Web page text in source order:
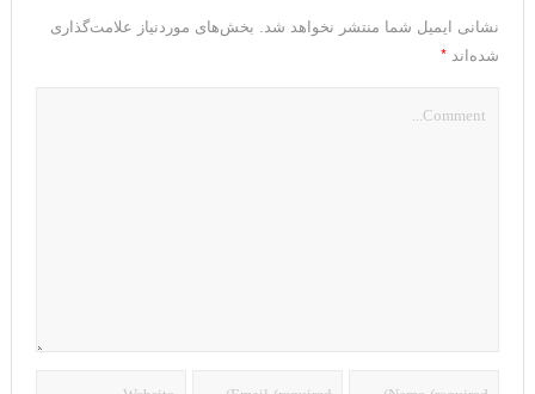
نشانی ایمیل شما منتشر نخواهد شد. بخش‌های موردنیاز علامت‌گذاری
شده‌اند *